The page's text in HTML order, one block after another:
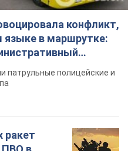
конфликт,
языке в маршрутке:
патрульные полицейские и
ракет